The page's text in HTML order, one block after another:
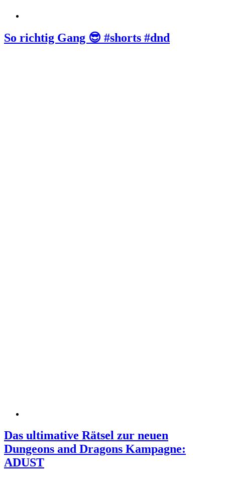
So richtig Gang 😎 #shorts #dnd
Das ultimative Rätsel zur neuen
Dungeons and Dragons Kampagne:
ADUST